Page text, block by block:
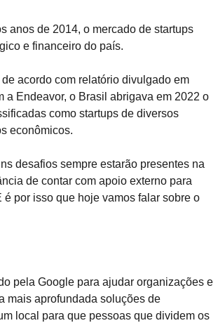
anos de 2014, o mercado de startups
e financeiro do país.
acordo com relatório divulgado em
a Endeavor, o Brasil abrigava em 2022 o
como startups de diversos
econômicos.
desafios sempre estarão presentes na
de contar com apoio externo para
por isso que hoje vamos falar sobre o
pela Google para ajudar organizações e
mais aprofundada soluções de
local para que pessoas que dividem os